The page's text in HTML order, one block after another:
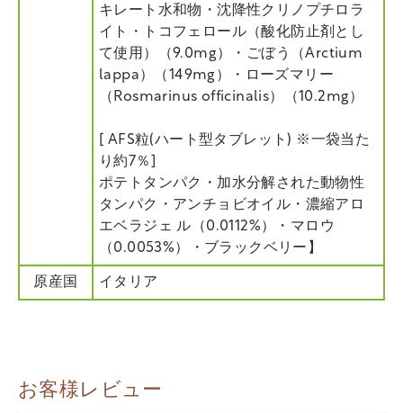
キレート水和物・沈降性クリノプチロラ
イト・トコフェロール（酸化防止剤とし
て使用）（9.0mg）・ごぼう（Arctium
lappa）（149mg）・ローズマリー
（Rosmarinus officinalis）（10.2mg）
[ AFS粒(ハート型タブレット) ※一袋当た
り約7％]
ポテトタンパク・加水分解された動物性
タンパク・アンチョビオイル・濃縮アロ
エベラジェ ル（0.0112%）・マロウ
（0.0053%）・ブラックベリー】
原産国 イタリア
お客様レビュー